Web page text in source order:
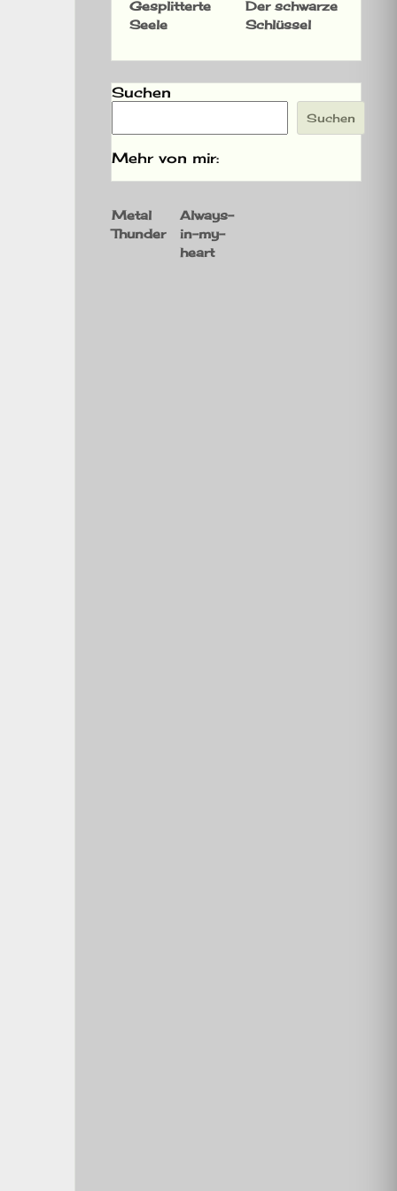
Gesplitterte
Seele
Der schwarze
Schlüssel
Suchen
Suchen
Mehr von mir:
Metal
Thunder
Always-
in-my-
heart